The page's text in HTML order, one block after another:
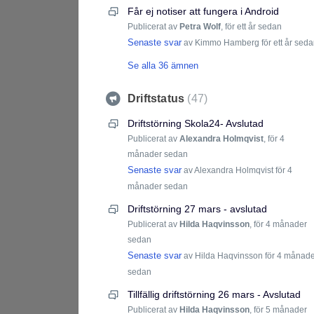
Får ej notiser att fungera i Android
Publicerat av Petra Wolf, för ett år sedan
Senaste svar av Kimmo Hamberg för ett år
Se alla 36 ämnen
Driftstatus 47
Driftstörning Skola24- Avslutad
Publicerat av Alexandra Holmqvist, för 4
månader sedan
Senaste svar av Alexandra Holmqvistför 4
månader sedan
Driftstörning 27 mars - avslutad
Publicerat av Hilda Haqvinsson, för 4 månader
sedan
Senaste svar av Hilda Haqvinsson för 4
sedan
Tillfällig driftstörning 26 mars - Avslutad
Publicerat av Hilda Haqvinsson, för 5 månader